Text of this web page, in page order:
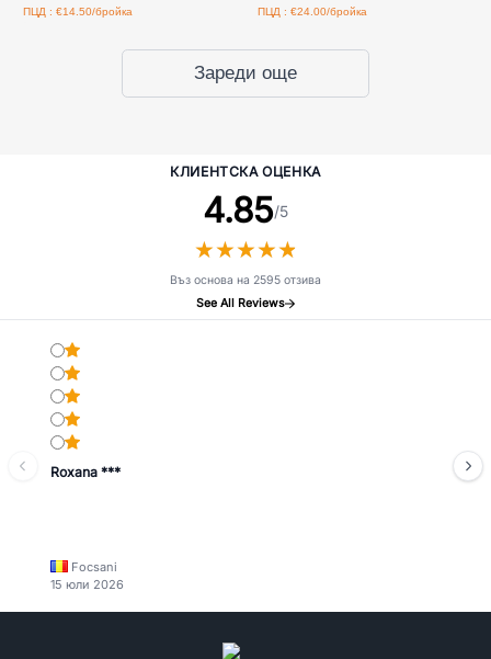
ПЦД : €14.50/бройка ПЦД : €24.00/бройка
Зареди още
КЛИЕНТСКА ОЦЕНКА
4.85/5
★★★★★
★★★★★
Въз основа на 2595 отзива
See All Reviews
Roxana ***
Focsani
15 юли 2026